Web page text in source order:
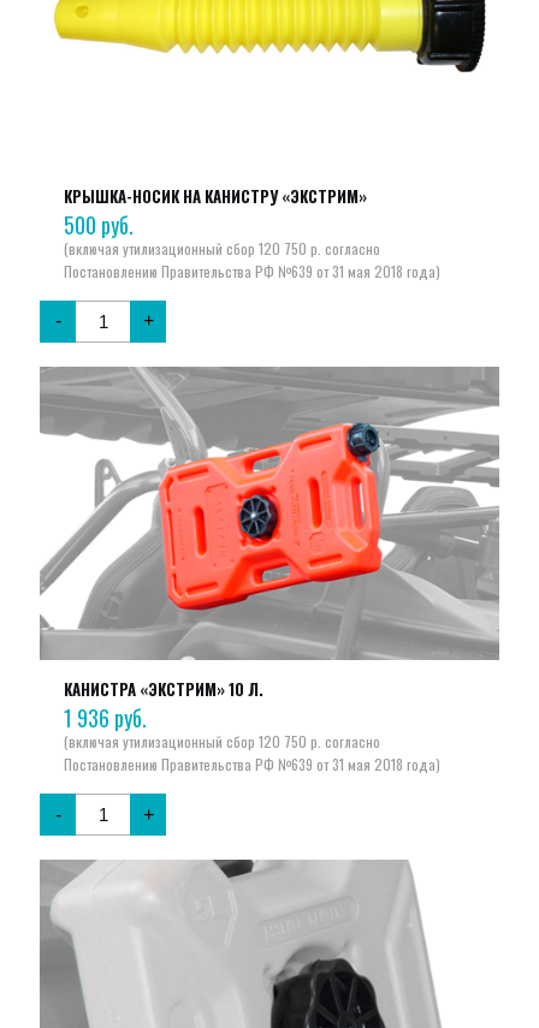
КРЫШКА-НОСИК НА КАНИСТРУ «ЭКСТРИМ»
500 руб.
- +
КАНИСТРА «ЭКСТРИМ» 10 Л.
1 936 руб.
- +